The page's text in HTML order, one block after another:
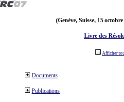
(Genève, Suisse, 15
Livre des
Afficher
Documents
Publications